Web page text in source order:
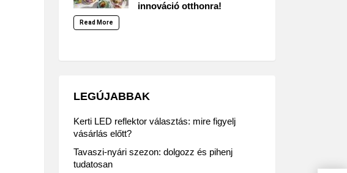
innováció otthonra!
Read More
LEGÚJABBAK
Kerti LED reflektor választás: mire figyelj
vásárlás előtt?
Tavaszi-nyári szezon: dolgozz és pihenj
tudatosan